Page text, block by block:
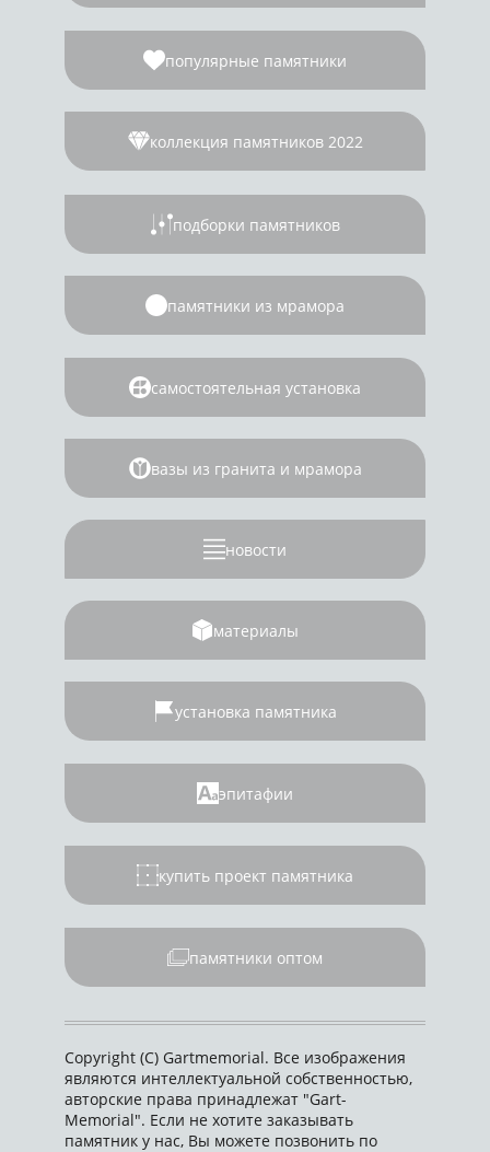
популярные памятники
коллекция памятников 2022
подборки памятников
памятники из мрамора
самостоятельная установка
вазы из гранита и мрамора
новости
материалы
установка памятника
эпитафии
купить проект памятника
памятники оптом
Copyright (C) Gartmemorial. Все изображения
являются интеллектуальной собственностью,
авторские права принадлежат "Gart-
Memorial". Если не хотите заказывать
памятник у нас, Вы можете позвонить по